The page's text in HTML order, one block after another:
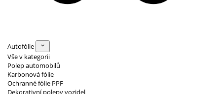
Autofólie
Vše v kategorii
Polep automobilů
Karbonová fólie
Ochranné fólie PPF